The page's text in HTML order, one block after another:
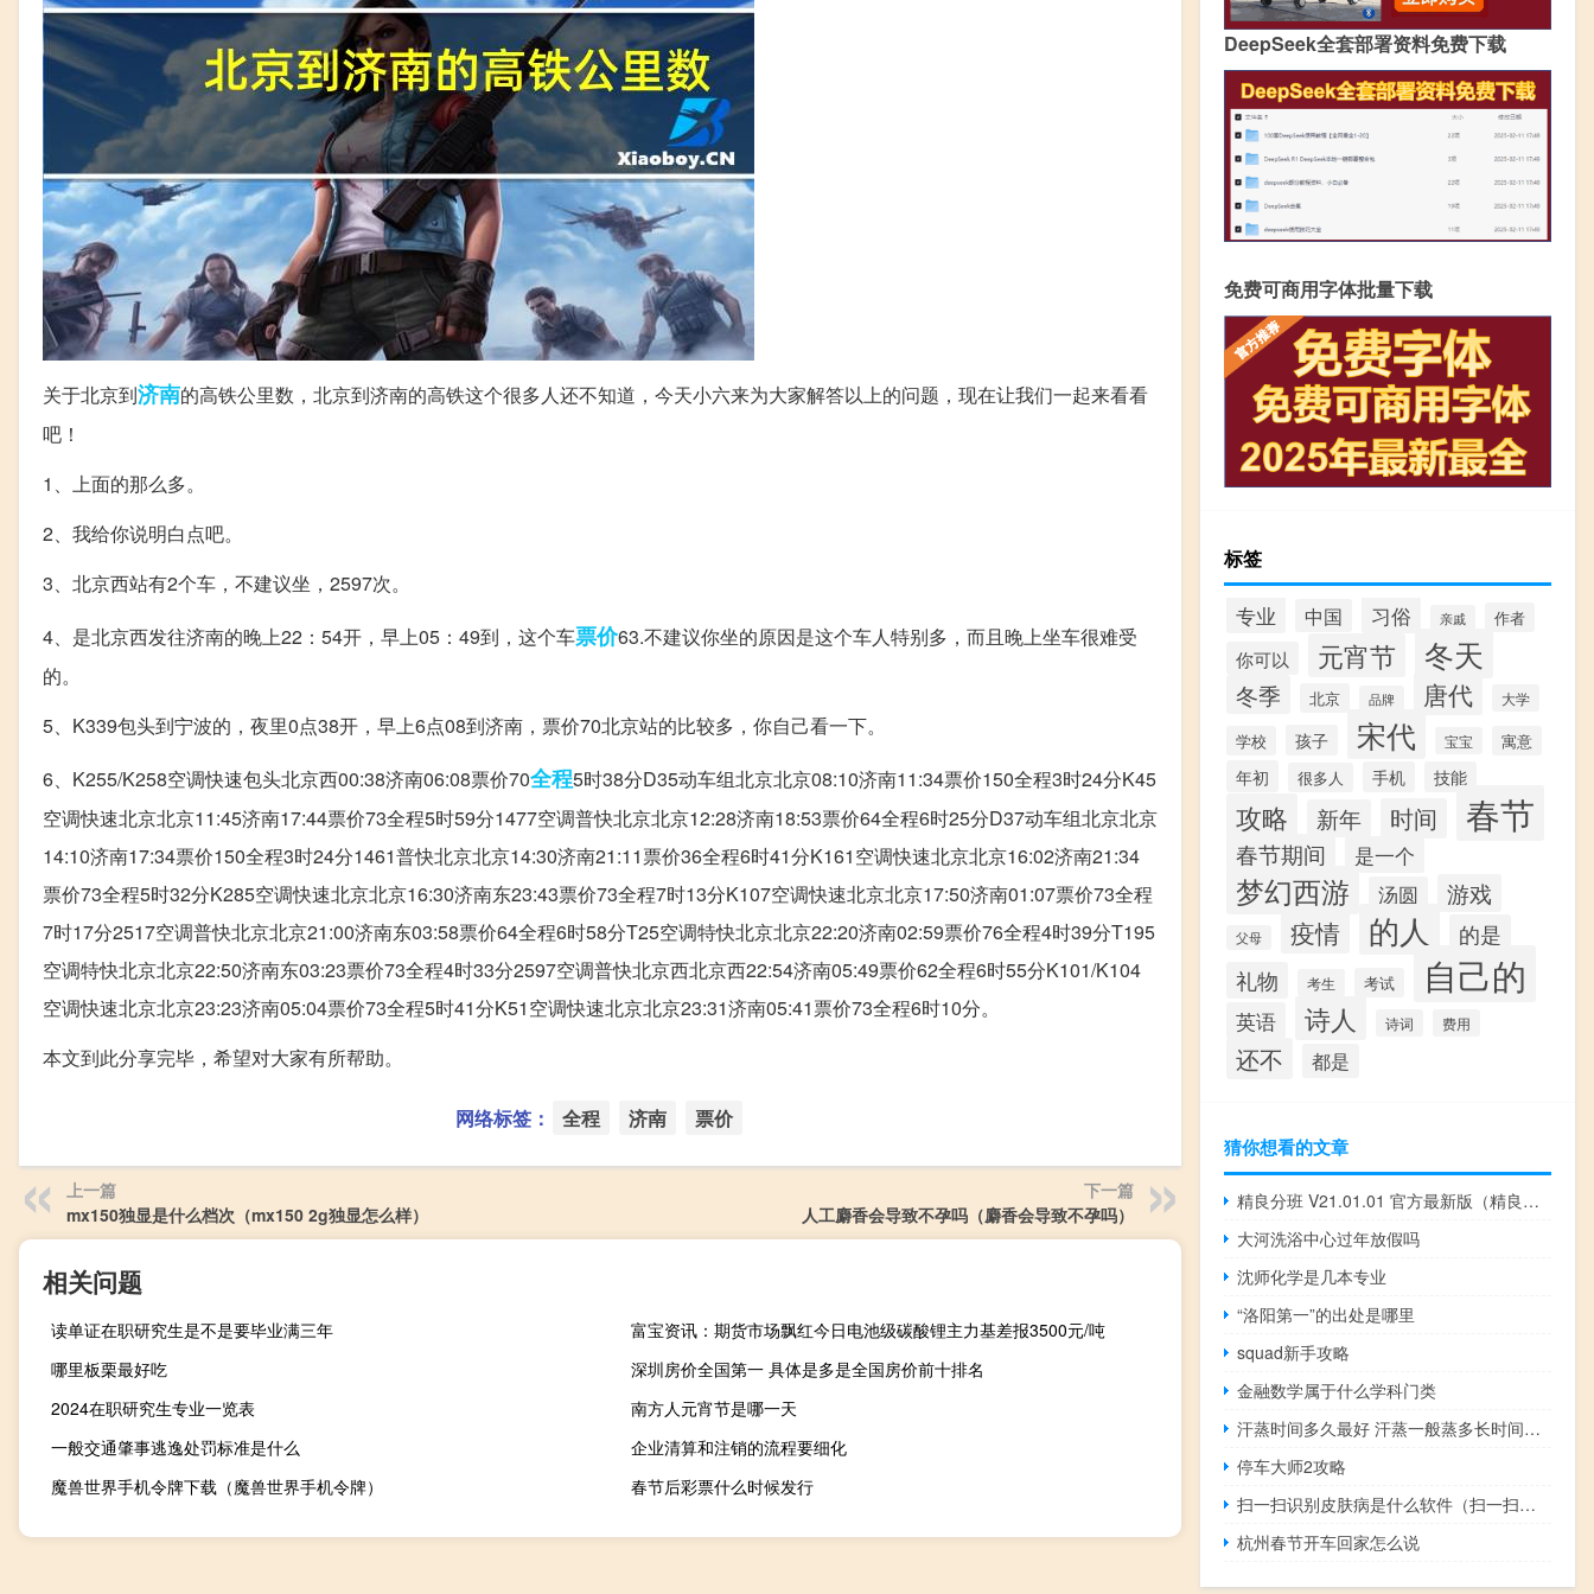
关于北京到济南的高铁公里数，北京到济南的高铁这个很多人还不知道，今天小六来为大家解答以上的问题，现在让我们一起来看看
吧！
1、上面的那么多。
2、我给你说明白点吧。
3、北京西站有2个车，不建议坐，2597次。
4、是北京西发往济南的晚上22：54开，早上05：49到，这个车票价63.不建议你坐的原因是这个车人特别多，而且晚上坐车很难受
的。
5、K339包头到宁波的，夜里0点38开，早上6点08到济南，票价70北京站的比较多，你自己看一下。
6、K255/K258空调快速包头北京西00:38济南06:08票价70全程5时38分D35动车组北京北京08:10济南11:34票价150全程3时24分K45
空调快速北京北京11:45济南17:44票价73全程5时59分1477空调普快北京北京12:28济南18:53票价64全程6时25分D37动车组北京北京
14:10济南17:34票价150全程3时24分1461普快北京北京14:30济南21:11票价36全程6时41分K161空调快速北京北京16:02济南21:34
票价73全程5时32分K285空调快速北京北京16:30济南东23:43票价73全程7时13分K107空调快速北京北京17:50济南01:07票价73全程
7时17分2517空调普快北京北京21:00济南东03:58票价64全程6时58分T25空调特快北京北京22:20济南02:59票价76全程4时39分T195
空调特快北京北京22:50济南东03:23票价73全程4时33分2597空调普快北京西北京西22:54济南05:49票价62全程6时55分K101/K104
空调快速北京北京23:23济南05:04票价73全程5时41分K51空调快速北京北京23:31济南05:41票价73全程6时10分。
本文到此分享完毕，希望对大家有所帮助。
网络标签： 全程 济南 票价
上一篇
mx150独显是什么档次（mx150 2g独显怎么样）
下一篇
人工麝香会导致不孕吗（麝香会导致不孕吗）
相关问题
读单证在职研究生是不是要毕业满三年
富宝资讯：期货市场飘红今日电池级碳酸锂主力基差报3500元/吨
哪里板栗最好吃
深圳房价全国第一 具体是多是全国房价前十排名
2024在职研究生专业一览表
南方人元宵节是哪一天
一般交通肇事逃逸处罚标准是什么
企业清算和注销的流程要细化
魔兽世界手机令牌下载（魔兽世界手机令牌）
春节后彩票什么时候发行
DeepSeek全套部署资料免费下载
免费可商用字体批量下载
标签
专业 中国 习俗 亲戚 作者
你可以 元宵节 冬天
冬季 北京 品牌 唐代 大学
学校 孩子 宋代 宝宝 寓意
年初 很多人 手机 技能
攻略 新年 时间 春节
春节期间 是一个
梦幻西游 汤圆 游戏
父母 疫情 的人 的是
礼物 考生 考试 自己的
英语 诗人 诗词 费用
还不 都是
猜你想看的文章
精良分班 V21.01.01 官方最新版（精良分班 V21.01.01 官方最新版功能简介）
大河洗浴中心过年放假吗
沈师化学是几本专业
“洛阳第一”的出处是哪里
squad新手攻略
金融数学属于什么学科门类
汗蒸时间多久最好 汗蒸一般蒸多长时间合适
停车大师2攻略
扫一扫识别皮肤病是什么软件（扫一扫识别皮肤病）
杭州春节开车回家怎么说